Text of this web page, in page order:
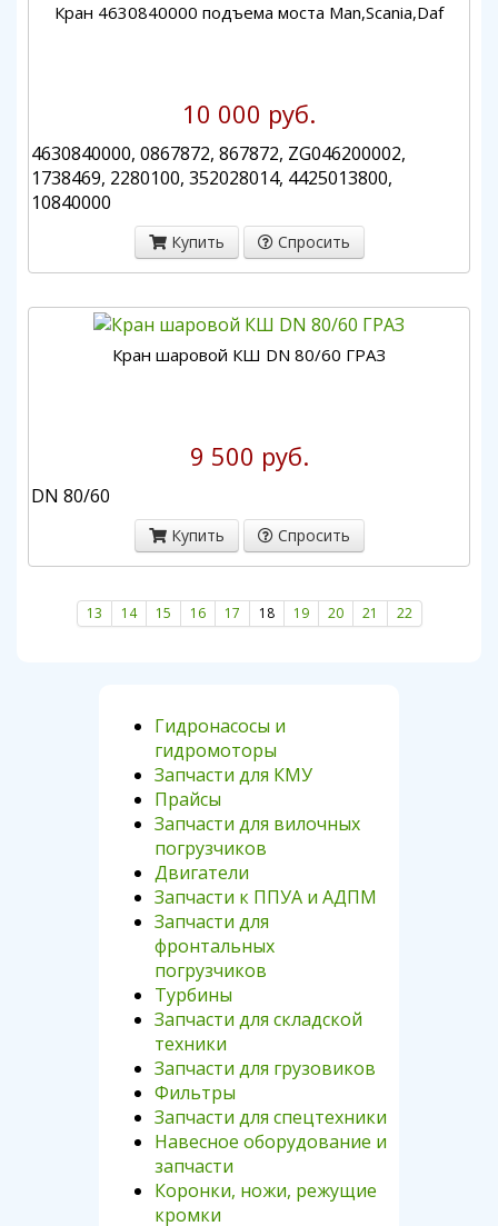
Кран 4630840000 подъема моста Мan,Sсаniа,Daf
10 000 руб.
4630840000, 0867872, 867872, ZG046200002,
1738469, 2280100, 352028014, 4425013800,
10840000
Купить Спросить
Кран шаровой КШ DN 80/60 ГРАЗ
9 500 руб.
DN 80/60
Купить Спросить
13 14 15 16 17 18 19 20 21 22
Гидронасосы и
гидромоторы
Запчасти для КМУ
Прайсы
Запчасти для вилочных
погрузчиков
Двигатели
Запчасти к ППУА и АДПМ
Запчасти для
фронтальных
погрузчиков
Турбины
Запчасти для складской
техники
Запчасти для грузовиков
Фильтры
Запчасти для спецтехники
Навесное оборудование и
запчасти
Коронки, ножи, режущие
кромки